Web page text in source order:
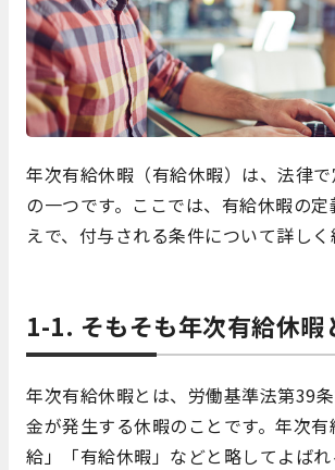
年次有給休暇（有給休暇）は、法律
の一つです。ここでは、有給休暇の定
えで、付与される条件について詳しく
1-1. そもそも年次有給休暇
年次有給休暇とは、労働基準法第39
金が発生する休暇のことです。年次
給」「有給休暇」などと略してよば